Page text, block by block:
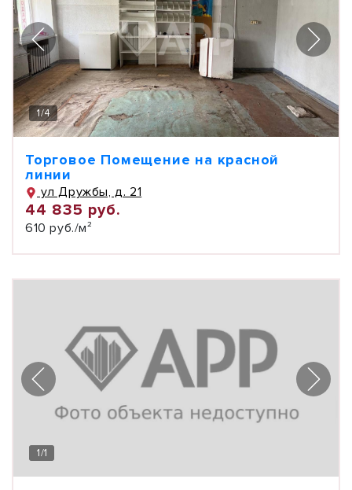
1/4
Торговое Помещение на красной
линии
ул Дружбы, д. 21
44 835 руб.
610 руб./м²
1/1